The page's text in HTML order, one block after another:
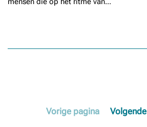
Vorige pagina Volgende